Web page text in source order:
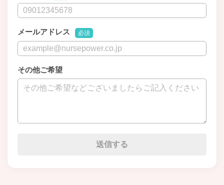
メールアドレス 必須
その他ご希望